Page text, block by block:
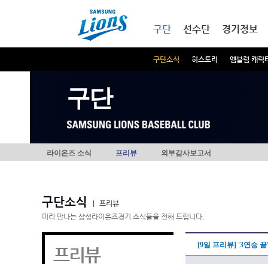
구단
구단소식 히스토리 엠블럼 캐릭
선수단 경기정보
구단
라이온즈 소식 프리뷰 외부감사보고서
구단소식
프리뷰
미리 만나는 삼성라이온즈경기 소식들을 전해 드립니다.
프리뷰 [9일 프리뷰] '3연승